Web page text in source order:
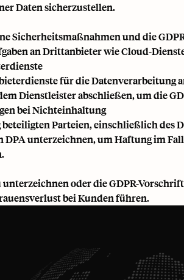
Daten sicherzustellen.
Sicherheitsmaßnahmen und die
an Drittanbieter wie Cloud-
für die Datenverarbeitung
Dienstleister abschließen, um die
bei Nichteinhaltung
Parteien, einschließlich des
DPA unterzeichnen, um Haftung im
unterzeichnen oder die GDPR-
bei Kunden führen.